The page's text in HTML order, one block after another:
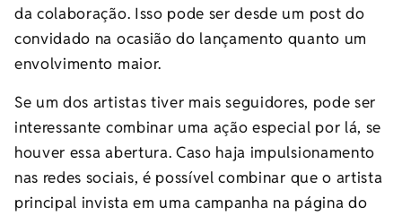
da colaboração. Isso pode ser desde um post do
convidado na ocasião do lançamento quanto um
envolvimento maior.
Se um dos artistas tiver mais seguidores, pode ser
interessante combinar uma ação especial por lá, se
houver essa abertura. Caso haja impulsionamento
nas redes sociais, é possível combinar que o artista
principal invista em uma campanha na página do